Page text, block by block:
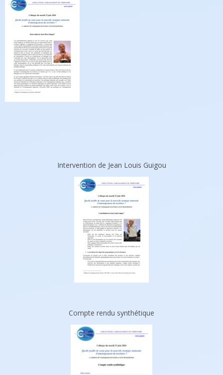
Intervention de Jean Louis Guigou
Compte rendu synthétique